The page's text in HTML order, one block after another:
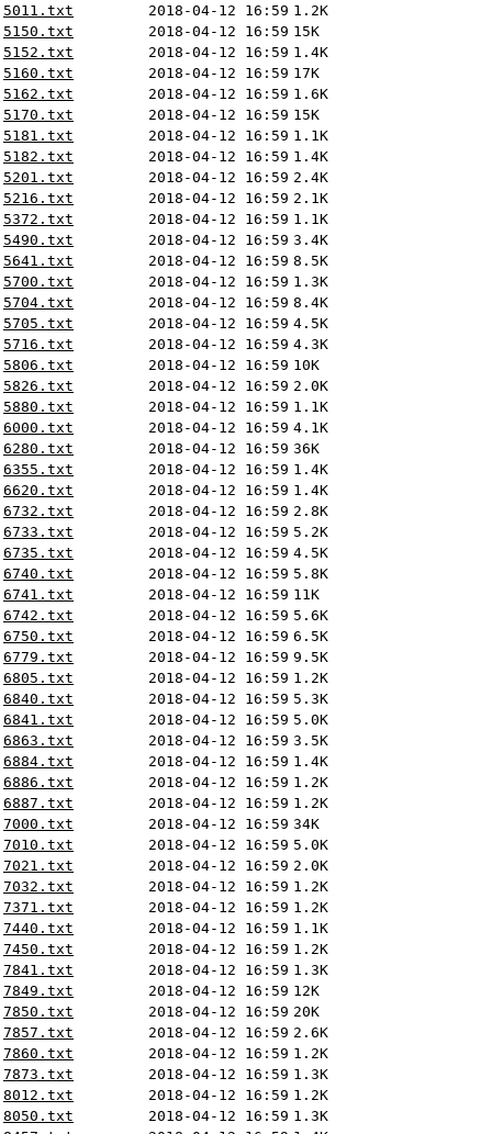
5011.txt
2018-04-12 16:59 1.2K
5150.txt
2018-04-12 16:59 15K
5152.txt
2018-04-12 16:59 1.4K
5160.txt
2018-04-12 16:59 17K
5162.txt
2018-04-12 16:59 1.6K
5170.txt
2018-04-12 16:59 15K
5181.txt
2018-04-12 16:59 1.1K
5182.txt
2018-04-12 16:59 1.4K
5201.txt
2018-04-12 16:59 2.4K
5216.txt
2018-04-12 16:59 2.1K
5372.txt
2018-04-12 16:59 1.1K
5490.txt
2018-04-12 16:59 3.4K
5641.txt
2018-04-12 16:59 8.5K
5700.txt
2018-04-12 16:59 1.3K
5704.txt
2018-04-12 16:59 8.4K
5705.txt
2018-04-12 16:59 4.5K
5716.txt
2018-04-12 16:59 4.3K
5806.txt
2018-04-12 16:59 10K
5826.txt
2018-04-12 16:59 2.0K
5880.txt
2018-04-12 16:59 1.1K
6000.txt
2018-04-12 16:59 4.1K
6280.txt
2018-04-12 16:59 36K
6355.txt
2018-04-12 16:59 1.4K
6620.txt
2018-04-12 16:59 1.4K
6732.txt
2018-04-12 16:59 2.8K
6733.txt
2018-04-12 16:59 5.2K
6735.txt
2018-04-12 16:59 4.5K
6740.txt
2018-04-12 16:59 5.8K
6741.txt
2018-04-12 16:59 11K
6742.txt
2018-04-12 16:59 5.6K
6750.txt
2018-04-12 16:59 6.5K
6779.txt
2018-04-12 16:59 9.5K
6805.txt
2018-04-12 16:59 1.2K
6840.txt
2018-04-12 16:59 5.3K
6841.txt
2018-04-12 16:59 5.0K
6863.txt
2018-04-12 16:59 3.5K
6884.txt
2018-04-12 16:59 1.4K
6886.txt
2018-04-12 16:59 1.2K
6887.txt
2018-04-12 16:59 1.2K
7000.txt
2018-04-12 16:59 34K
7010.txt
2018-04-12 16:59 5.0K
7021.txt
2018-04-12 16:59 2.0K
7032.txt
2018-04-12 16:59 1.2K
7371.txt
2018-04-12 16:59 1.2K
7440.txt
2018-04-12 16:59 1.1K
7450.txt
2018-04-12 16:59 1.2K
7841.txt
2018-04-12 16:59 1.3K
7849.txt
2018-04-12 16:59 12K
7850.txt
2018-04-12 16:59 20K
7857.txt
2018-04-12 16:59 2.6K
7860.txt
2018-04-12 16:59 1.2K
7873.txt
2018-04-12 16:59 1.3K
8012.txt
2018-04-12 16:59 1.2K
8050.txt
2018-04-12 16:59 1.3K